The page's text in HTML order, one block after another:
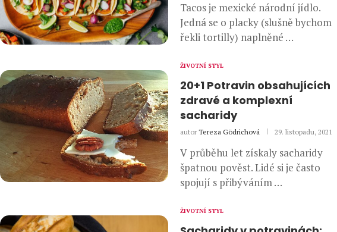
Tacos je mexické národní jídlo.
Jedná se o placky (slušně bychom
řekli tortilly) naplněné …
ŽIVOTNÍ STYL
20+1 Potravin obsahujících
zdravé a komplexní
sacharidy
autor Tereza Gödrichová 29. listopadu, 2021
V průběhu let získaly sacharidy
špatnou pověst. Lidé si je často
spojují s přibýváním …
ŽIVOTNÍ STYL